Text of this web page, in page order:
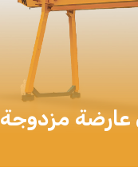
عارضة مزدوجة